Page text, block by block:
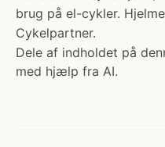
brug på el-cykler.
Cykelpartner.
Dele af indholdet på
med hjælp fra AI.